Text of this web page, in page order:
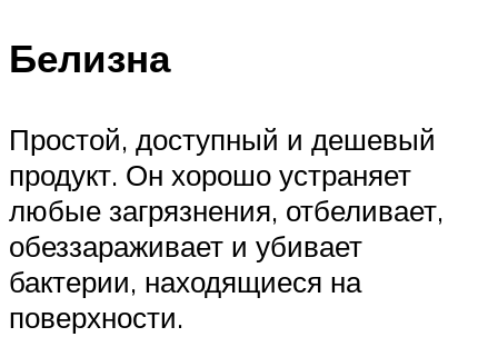
Белизна
Простой, доступный и дешевый
продукт. Он хорошо устраняет
любые загрязнения, отбеливает,
обеззараживает и убивает
бактерии, находящиеся на
поверхности.